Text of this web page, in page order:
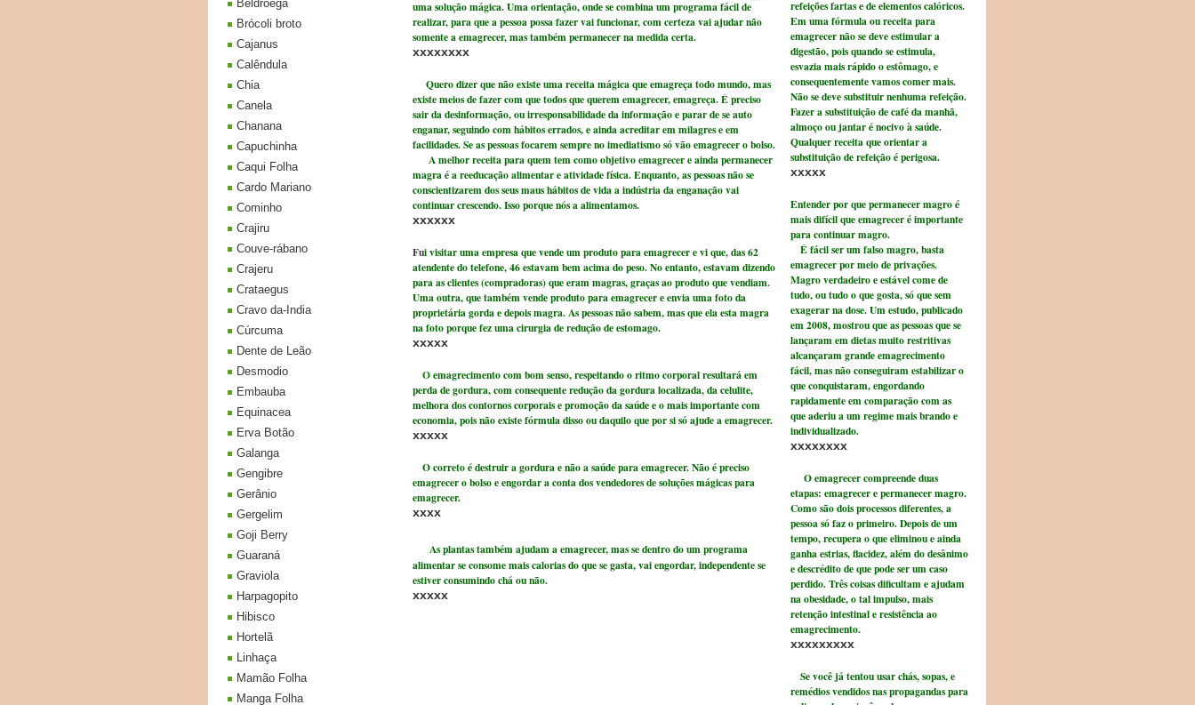
uma solução mágica. Uma orientação, onde se combina um programa fácil de
realizar, para que a pessoa possa fazer vai funcionar, com certeza vai ajudar não
somente a emagrecer, mas também permanecer na medida certa.
xxxxxxxx
Quero dizer que não existe uma receita mágica que emagreça todo mundo, mas
existe meios de fazer com que todos que querem emagrecer, emagreça. É preciso
sair da desinformação, ou irresponsabilidade da informação e parar de se auto
enganar, seguindo com hábitos errados, e ainda acreditar em milagres e em
facilidades. Se as pessoas focarem sempre no imediatismo só vão emagrecer o bolso.
A melhor receita para quem tem como objetivo emagrecer e ainda permanecer
magra é a reeducação alimentar e atividade física. Enquanto, as pessoas não se
conscientizarem dos seus maus hábitos de vida a indústria da enganação vai
continuar crescendo. Isso porque nós a alimentamos.
xxxxxx
Fui visitar uma empresa que vende um produto para emagrecer e vi que, das 62
atendente do telefone, 46 estavam bem acima do peso. No entanto, estavam dizendo
para as clientes (compradoras) que eram magras, graças ao produto que vendiam.
Uma outra, que também vende produto para emagrecer e envia uma foto da
proprietária gorda e depois magra. As pessoas não sabem, mas que ela esta magra
na foto porque fez uma cirurgia de redução de estomago.
xxxxx
Oemagrecimento com bom senso, respeitando o ritmo corporal resultará em
perda de gordura, com consequente redução da gordura localizada, da celulite,
melhora dos contornos corporais e promoção da saúde e o mais importante com
economia, pois não existe fórmula disso ou daquilo que por si só ajude a emagrecer.
xxxxx
O correto é destruir a gordura e não a saúde para emagrecer. Não é preciso
emagrecer o bolso e engordar a conta dos vendedores de soluções mágicas para
emagrecer.
xxxx
As plantas também ajudam a emagrecer, mas se dentro do um programa
alimentar se consome mais calorias do que se gasta, vai engordar, independente se
estiver consumindo chá ou não.
xxxxx
refeições fartas e de elementos calóricos.
Em uma fórmula ou receita para
emagrecer não se deve estimular a
digestão, pois quando se estimula,
esvazia mais rápido o estômago, e
consequentemente vamos comer mais.
Não se deve substituir nenhuma refeição.
Fazer a substituição de café da manhã,
almoço ou jantar é nocivo à saúde.
Qualquer receita que orientar a
substituição de refeição é perigosa.
xxxxx
Entender por que permanecer magro é
mais difícil que emagrecer é importante
para continuar magro.
É fácil ser um falso magro, basta
emagrecer por meio de privações.
Magro verdadeiro e estável come de
tudo, ou tudo o que gosta, só que sem
exagerar na dose. Um estudo, publicado
em 2008, mostrou que as pessoas que se
lançaram em dietas muito restritivas
alcançaram grande emagrecimento
fácil, mas não conseguiram estabilizar o
que conquistaram, engordando
rapidamente em comparação com as
que aderiu a um regime mais brando e
individualizado.
xxxxxxxx
O emagrecer compreende duas
etapas: emagrecer e permanecer magro.
Como são dois processos diferentes, a
pessoa só faz o primeiro. Depois de um
tempo, recupera o que eliminou e ainda
ganha estrias, flacidez, além do desânimo
e descrédito de que pode ser um caso
perdido. Três coisas dificultam e ajudam
na obesidade, o tal impulso, mais
retenção intestinal e resistência ao
emagrecimento.
xxxxxxxxx
Se você já tentou usar chás, sopas, e
remédios vendidos nas propagandas para
Beldroega
Brócoli broto
Cajanus
Calêndula
Chia
Canela
Chanana
Capuchinha
Caqui Folha
Cardo Mariano
Cominho
Crajiru
Couve-rábano
Crajeru
Crataegus
Cravo da-India
Cúrcuma
Dente de Leão
Desmodio
Embauba
Equinacea
Erva Botão
Galanga
Gengibre
Gerânio
Gergelim
Goji Berry
Guaraná
Graviola
Harpagopito
Hibisco
Hortelã
Linhaça
Mamão Folha
Manga Folha